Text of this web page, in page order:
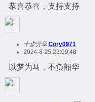
恭喜恭喜，支持支持
十步芳草 Cory0971
2024-8-25 23:09:48
以梦为马，不负韶华